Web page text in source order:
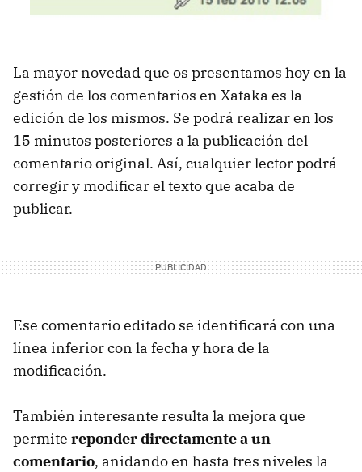
La mayor novedad que os presentamos hoy en la
gestión de los comentarios en Xataka es la
edición de los mismos. Se podrá realizar en los
15 minutos posteriores a la publicación del
comentario original. Así, cualquier lector podrá
corregir y modificar el texto que acaba de
publicar.
Ese comentario editado se identificará con una
línea inferior con la fecha y hora de la
modificación.
También interesante resulta la mejora que
permite reponder directamente a un
comentario, anidando en hasta tres niveles la